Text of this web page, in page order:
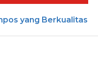
yang Berkualitas